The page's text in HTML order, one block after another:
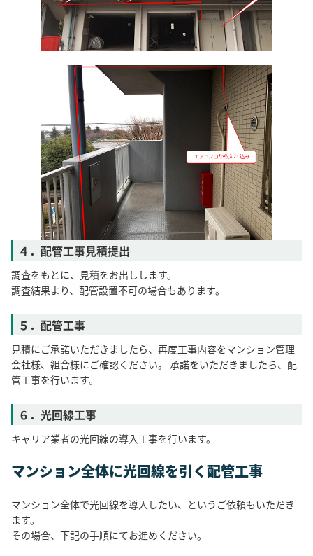
４．配管工事見積提出
調査をもとに、見積をお出しします。
調査結果より、配管設置不可の場合もあります。
５．配管工事
見積にご承諾いただきましたら、再度工事内容をマンション管理
会社様、組合様にご確認ください。 承諾をいただきましたら、配
管工事を行います。
６．光回線工事
キャリア業者の光回線の導入工事を行います。
マンション全体に光回線を引く配管工事
マンション全体で光回線を導入したい、というご依頼もいただき
ます。
その場合、下記の手順にてお進めください。